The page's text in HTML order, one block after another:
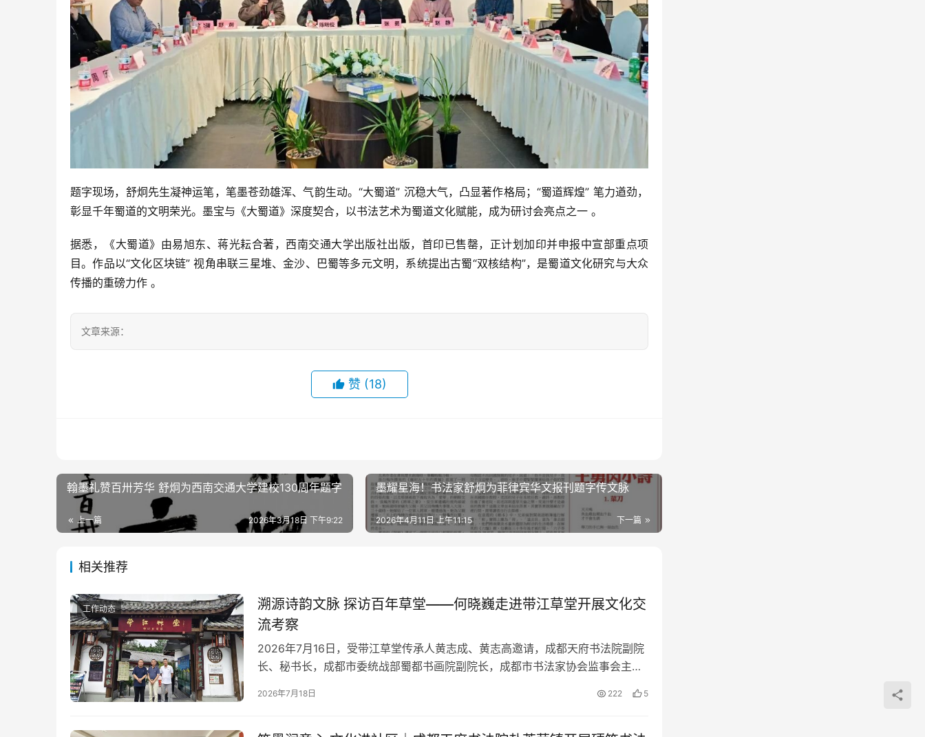
题字现场，舒炯先生凝神运笔，笔墨苍劲雄浑、气韵生动。“大蜀道” 沉稳大气，凸显著作格局；“蜀道辉煌” 笔力遒劲，
彰显千年蜀道的文明荣光。墨宝与《大蜀道》深度契合，以书法艺术为蜀道文化赋能，成为研讨会亮点之一 。
据悉，《大蜀道》由易旭东、蒋光耘合著，西南交通大学出版社出版，首印已售罄，正计划加印并申报中宣部重点项
目。作品以“文化区块链” 视角串联三星堆、金沙、巴蜀等多元文明，系统提出古蜀“双核结构”，是蜀道文化研究与大众
传播的重磅力作 。
文章来源：
赞 (18)
翰墨礼赞百卅芳华 舒炯为西南交通大学建校130周年题字
上一篇 2026年3月18日 下午9:22
墨耀星海！书法家舒炯为菲律宾华文报刊题字传文脉
下一篇
2026年4月11日 上午11:15
相关推荐
工作动态
溯源诗韵文脉 探访百年草堂——何晓巍走进带江草堂开展文化交
流考察
2026年7月16日，受带江草堂传承人黄志成、黄志高邀请，成都天府书法院副院
长、秘书长，成都市委统战部蜀都书画院副院长，成都市书法家协会监事会主席
2026年7月18日 222 5